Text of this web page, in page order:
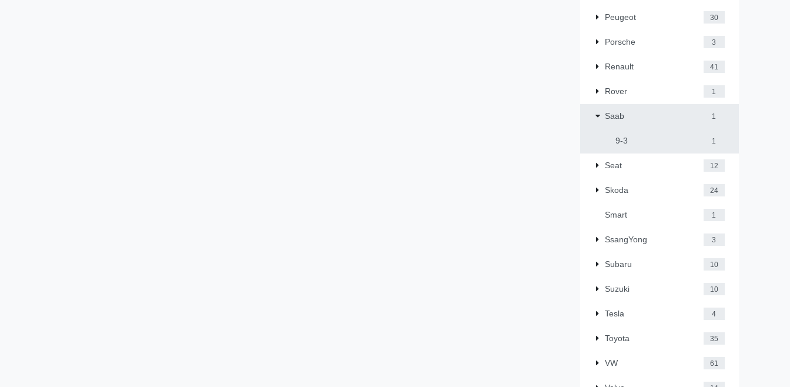
Peugeot 30
Porsche 3
Renault 41
Rover 1
Saab 1
9-3 1
Seat 12
Skoda 24
Smart 1
SsangYong 3
Subaru 10
Suzuki 10
Tesla 4
Toyota 35
VW 61